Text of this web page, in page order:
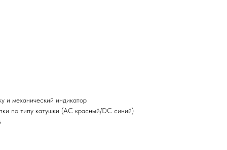
и механический индикатор
по типу катушки (AC красный/DC синий)